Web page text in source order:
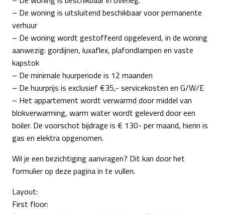
– De woning is uitsluitend beschikbaar voor permanente
verhuur
– De woning wordt gestoffeerd opgeleverd, in de woning
aanwezig: gordijnen, luxaflex, plafondlampen en vaste
kapstok
– De minimale huurperiode is 12 maanden
– De huurprijs is exclusief €35,- servicekosten en G/W/E
– Het appartement wordt verwarmd door middel van
blokverwarming, warm water wordt geleverd door een
boiler. De voorschot bijdrage is € 130- per maand, hierin is
gas en elektra opgenomen.
Wil je een bezichtiging aanvragen? Dit kan door het
formulier op deze pagina in te vullen.
Layout:
First floor: